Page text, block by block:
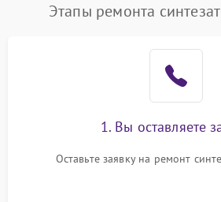
Этапы ремонта
1. Вы оставляете
Оставьте заявку на ремонт